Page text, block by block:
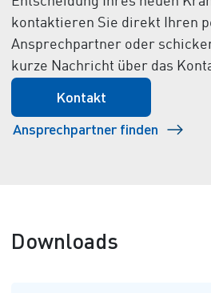
kontaktieren Sie direkt Ihren
Ansprechpartner oder
kurze Nachricht über das
Kontakt
Ansprechpartner finden
Downloads